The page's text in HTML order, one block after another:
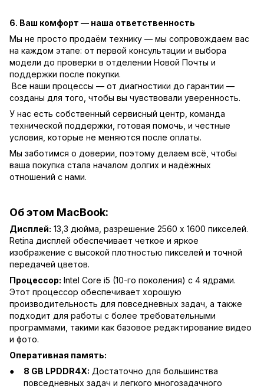
6. Ваш комфорт — наша ответственность
Мы не просто продаём технику — мы сопровождаем вас
на каждом этапе: от первой консультации и выбора
модели до проверки в отделении Новой Почты и
поддержки после покупки.
Все наши процессы — от диагностики до гарантии —
созданы для того, чтобы вы чувствовали уверенность.
У нас есть собственный сервисный центр, команда
технической поддержки, готовая помочь, и честные
условия, которые не меняются после оплаты.
Мы заботимся о доверии, поэтому делаем всё, чтобы
ваша покупка стала началом долгих и надёжных
отношений с нами.
Об этом MacBook:
Дисплей: 13,3 дюйма, разрешение 2560 x 1600 пикселей.
Retina дисплей обеспечивает четкое и яркое
изображение с высокой плотностью пикселей и точной
передачей цветов.
Процессор: Intel Core i5 (10-го поколения) с 4 ядрами.
Этот процессор обеспечивает хорошую
производительность для повседневных задач, а также
подходит для работы с более требовательными
программами, такими как базовое редактирование видео
и фото.
Оперативная память:
8 GB LPDDR4X: Достаточно для большинства
повседневных задач и легкого многозадачного